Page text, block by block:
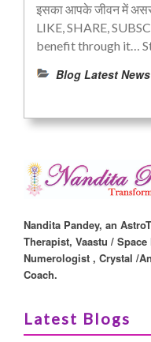
इसका आपके जीवन में असर
LIKE, SHARE,
benefit through it…
Blog Latest
Nandita Pandey, an
Therapist, Vaastu / Space
Numerologist , Crystal /
Coach.
Latest Blogs